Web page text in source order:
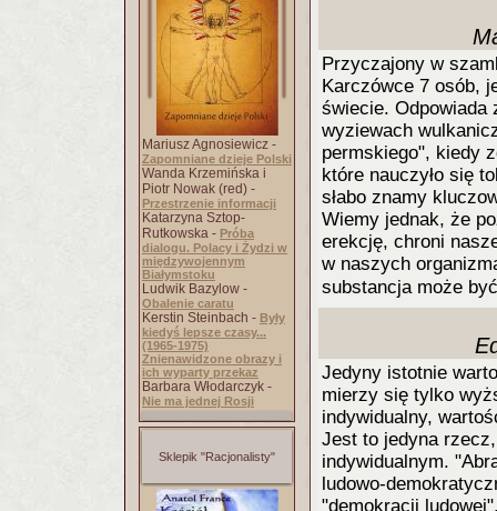
Mariusz Agnosiewicz -
Zapomniane dzieje Polski
Wanda Krzemińska i
Piotr Nowak (red) -
Przestrzenie informacji
Katarzyna Sztop-
Rutkowska - Próba
dialogu. Polacy i Żydzi w
międzywojennym
Białymstoku
Ludwik Bazylow -
Obalenie caratu
Kerstin Steinbach - Były
kiedyś lepsze czasy...
(1965-1975)
Znienawidzone obrazy i
ich wyparty przekaz
Barbara Włodarczyk -
Nie ma jednej Rosji
Sklepik "Racjonalisty"
Przyczajony w
Karczówce 7 osób,
świecie. Odpowiada
wyziewach
permskiego", kiedy
które nauczyło się
słabo znamy
Wiemy jednak, że
erekcję, chroni
w naszych
substancja może
Jedyny istotnie
mierzy się tylko
indywidualny,
Jest to jedyna
indywidualnym.
ludowo-
"demokracji